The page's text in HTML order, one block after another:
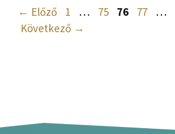
← Előző Oldal
1 … Oldal
75 Oldal
76 Oldal
77 …
Következő →